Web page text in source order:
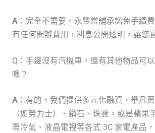
A：完全不需要。永豐當舖承諾免手續
有任何開辦費用，利息公開透明，讓您
Q：手邊沒有汽機車，還有其他物品可
嗎？
A：有的。我們提供多元化融資，舉凡
（如勞力士）、鑽石、珠寶，或是蘋果
際冷氣、液晶電視等各式 3C 家電產品